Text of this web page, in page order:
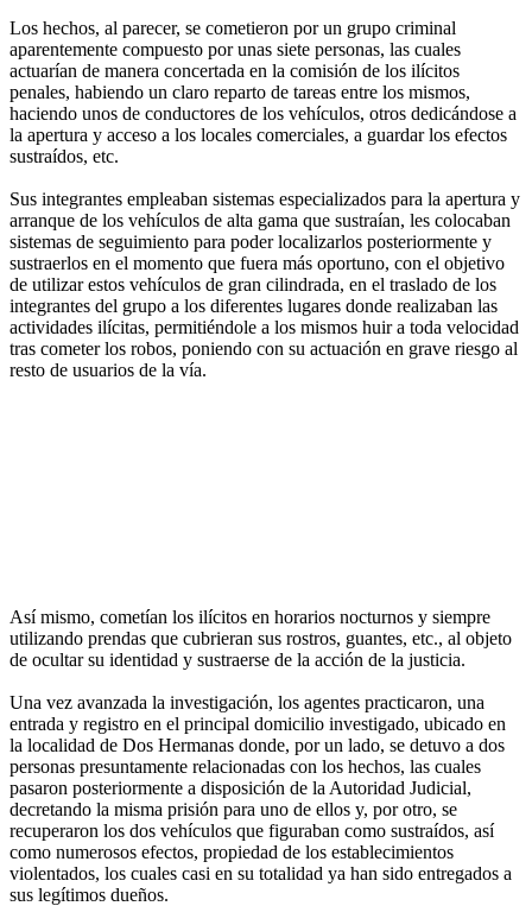
Los hechos, al parecer, se cometieron por un grupo criminal
aparentemente compuesto por unas siete personas, las cuales
actuarían de manera concertada en la comisión de los ilícitos
penales, habiendo un claro reparto de tareas entre los mismos,
haciendo unos de conductores de los vehículos, otros dedicándose a
la apertura y acceso a los locales comerciales, a guardar los efectos
sustraídos, etc.
Sus integrantes empleaban sistemas especializados para la apertura y
arranque de los vehículos de alta gama que sustraían, les colocaban
sistemas de seguimiento para poder localizarlos posteriormente y
sustraerlos en el momento que fuera más oportuno, con el objetivo
de utilizar estos vehículos de gran cilindrada, en el traslado de los
integrantes del grupo a los diferentes lugares donde realizaban las
actividades ilícitas, permitiéndole a los mismos huir a toda velocidad
tras cometer los robos, poniendo con su actuación en grave riesgo al
resto de usuarios de la vía.
Así mismo, cometían los ilícitos en horarios nocturnos y siempre
utilizando prendas que cubrieran sus rostros, guantes, etc., al objeto
de ocultar su identidad y sustraerse de la acción de la justicia.
Una vez avanzada la investigación, los agentes practicaron, una
entrada y registro en el principal domicilio investigado, ubicado en
la localidad de Dos Hermanas donde, por un lado, se detuvo a dos
personas presuntamente relacionadas con los hechos, las cuales
pasaron posteriormente a disposición de la Autoridad Judicial,
decretando la misma prisión para uno de ellos y, por otro, se
recuperaron los dos vehículos que figuraban como sustraídos, así
como numerosos efectos, propiedad de los establecimientos
violentados, los cuales casi en su totalidad ya han sido entregados a
sus legítimos dueños.